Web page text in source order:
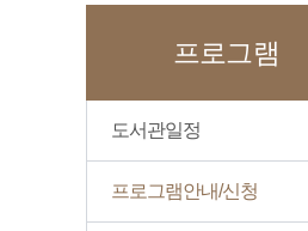
프로그램
도서관일정
프로그램안내/신청